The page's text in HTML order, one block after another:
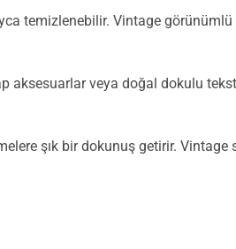
temizlenebilir. Vintage
aksesuarlar veya doğal dokulu
şık bir dokunuş getirir.